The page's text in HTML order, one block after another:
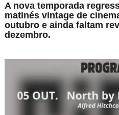
A nova temporada
matinés vintage de
outubro e ainda faltam
dezembro.